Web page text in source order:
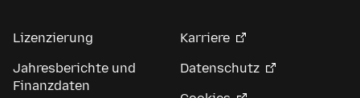
Lizenzierung
Jahresberichte und
Finanzdaten
Karriere
Datenschutz